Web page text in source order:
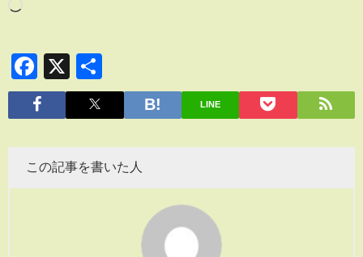
Facebook
X
有
LINE
この記事を書いた人